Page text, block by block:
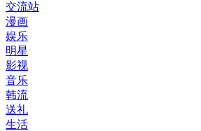
交流站
漫画
娱乐
明星
影视
音乐
韩流
送礼
生活